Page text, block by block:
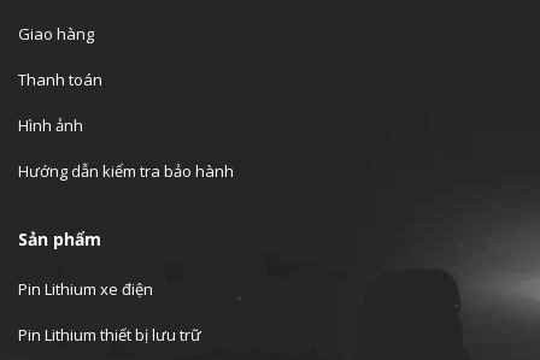
Giao hàng
Thanh toán
Hình ảnh
Hướng dẫn kiểm tra bảo hành
Sản phẩm
Pin Lithium xe điện
Pin Lithium thiết bị lưu trữ